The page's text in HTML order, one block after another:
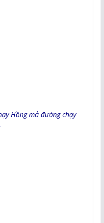
Hồng mở đường chạy